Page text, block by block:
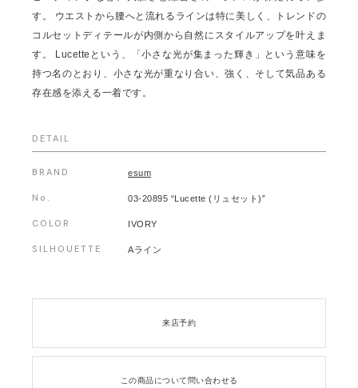
す。 ウエストから腰へと流れるラインは特に美しく、トレンドの
コルセットディテールが内側から自然にスタイルアップを叶えま
す。 Lucetteという、「小さな光が集まった輝き」という意味を
持つ名のとおり、小さな光が重なり合い、強く、そして気品ある
存在感を添える一着です。
DETAIL
BRAND esum
No. 03-20895 “Lucette (リュセット)”
COLOR IVORY
SILHOUETTE Aライン
来店予約
この商品について問い合わせる